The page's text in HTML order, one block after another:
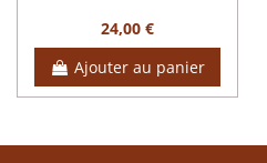
24,00 €
Ajouter au panier